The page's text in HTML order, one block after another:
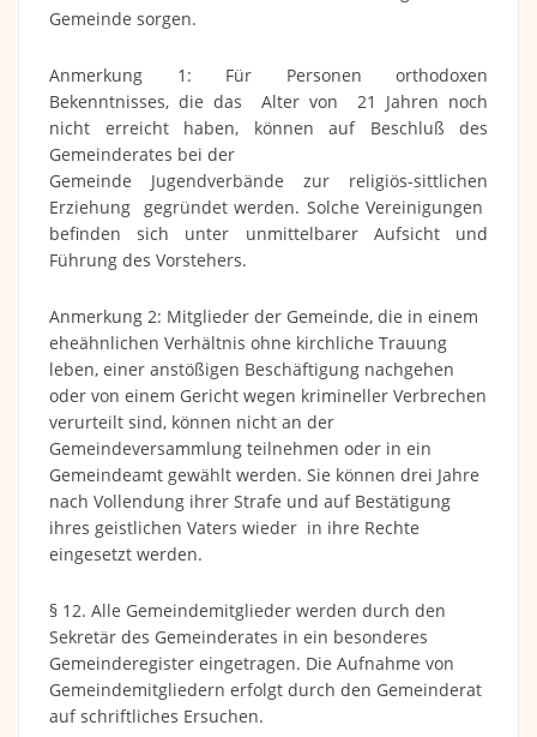
Gemeinde sorgen.
Anmerkung 1: Für Personen orthodoxen
Bekenntnisses, die das Alter von 21 Jahren noch
nicht erreicht haben, können auf Beschluß des
Gemeinderates bei der
Gemeinde Jugendverbände zur religiös-sittlichen
Erziehung gegründet werden. Solche Vereinigungen
befinden sich unter unmittelbarer Aufsicht und
Führung des Vorstehers.
Anmerkung 2: Mitglieder der Gemeinde, die in einem
eheähnlichen Verhältnis ohne kirchliche Trauung
leben, einer anstößigen Beschäftigung nachgehen
oder von einem Gericht wegen krimineller Verbrechen
verurteilt sind, können nicht an der
Gemeindeversammlung teilnehmen oder in ein
Gemeindeamt gewählt werden. Sie können drei Jahre
nach Vollendung ihrer Strafe und auf Bestätigung
ihres geistlichen Vaters wieder in ihre Rechte
eingesetzt werden.
§ 12. Alle Gemeindemitglieder werden durch den
Sekretär des Gemeinderates in ein besonderes
Gemeinderegister eingetragen. Die Aufnahme von
Gemeindemitgliedern erfolgt durch den Gemeinderat
auf schriftliches Ersuchen.